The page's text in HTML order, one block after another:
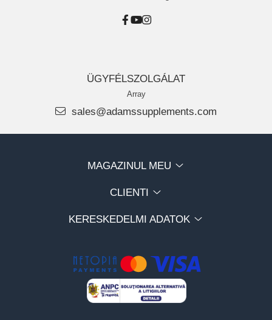
ÜGYFÉLSZOLGÁLAT
Array
sales@adamssupplements.com
MAGAZINUL MEU
CLIENTI
KERESKEDELMI ADATOK